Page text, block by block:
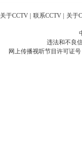
关于CCTV 联系CCTV 关于
违法和不良
网上传播视听节目许可证号